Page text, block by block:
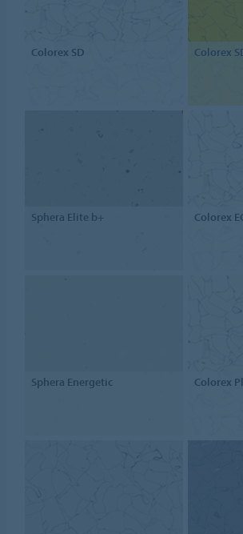
Colorex SD Colorex
Sphera Elite b+ Colorex
Sphera Energetic Colorex